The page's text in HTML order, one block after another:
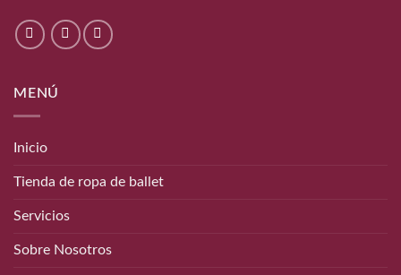
MENÚ
Inicio
Tienda de ropa de ballet
Servicios
Sobre Nosotros